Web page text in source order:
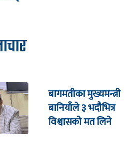
बागमतीका मुख्यमन्त्री
बानियाँले ३ भदौभित्र
विश्वासको मत लिने